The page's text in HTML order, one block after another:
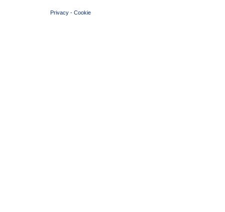
Privacy - Cookie